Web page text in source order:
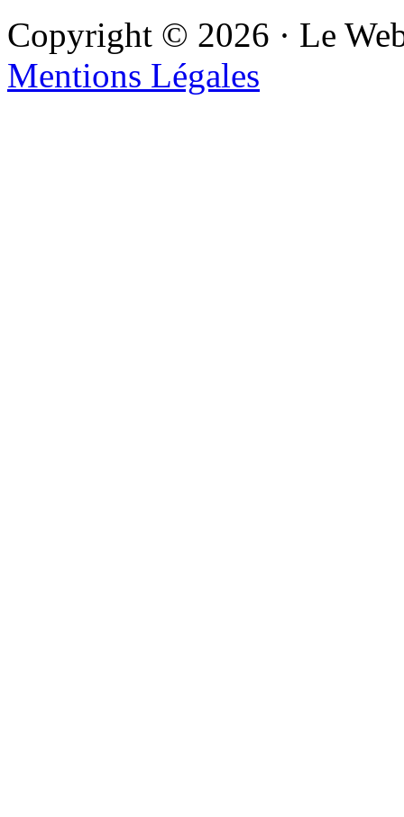
Copyright © 2026 · Le
Mentions Légales